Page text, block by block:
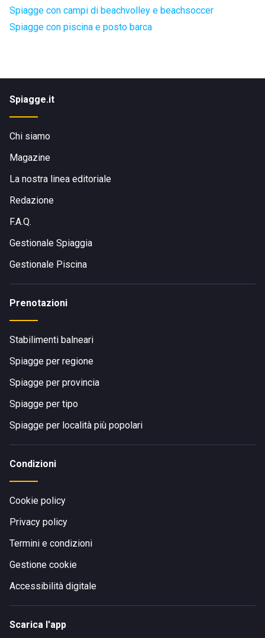
Spiagge con campi di beachvolley e beachsoccer
Spiagge con piscina e posto barca
Spiagge.it
Chi siamo
Magazine
La nostra linea editoriale
Redazione
F.A.Q.
Gestionale Spiaggia
Gestionale Piscina
Prenotazioni
Stabilimenti balneari
Spiagge per regione
Spiagge per provincia
Spiagge per tipo
Spiagge per località più popolari
Condizioni
Cookie policy
Privacy policy
Termini e condizioni
Gestione cookie
Accessibilità digitale
Scarica l'app